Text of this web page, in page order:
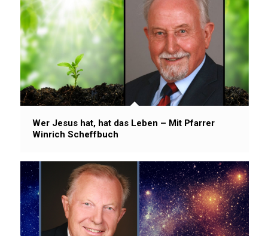
Wer Jesus hat, hat das Leben – Mit Pfarrer
Winrich Scheffbuch